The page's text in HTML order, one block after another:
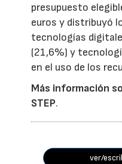
presupuesto
euros y distribuyó
tecnologías
(21,6%) y
en el uso de los
Más información
STEP.
ver/